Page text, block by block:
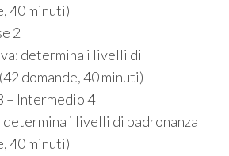
40 minuti)
2
determina i livelli di
domande, 40 minuti)
– Intermedio 4
determina i livelli di padronanza
40 minuti)